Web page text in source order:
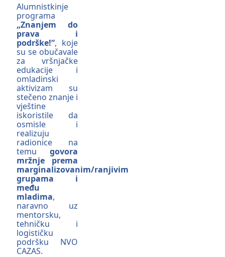
Alumnistkinje
programa
„Znanjem do
prava i
podrške!“, koje
su se obučavale
za vršnjačke
edukacije i
omladinski
aktivizam su
stečeno znanje i
vještine
iskoristile da
osmisle i
realizuju
radionice na
temugovora
mržnje prema
marginalizovanim/ranjivim
grupama i
među
mladima,
naravno uz
mentorsku,
tehničku i
logističku
podršku NVO
CAZAS.